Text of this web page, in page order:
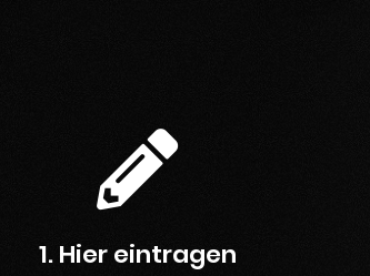
1. Hier eintragen